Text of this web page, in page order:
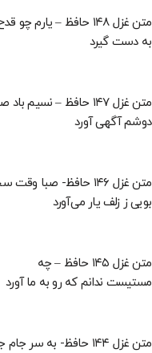
متن غزل ۱۴۸ حافظ – یارم چو
به دست گیرد
متن غزل ۱۴۷ حافظ – نسیم باد
دوشم آگهی آورد
متن غزل ۱۴۶ حافظ- صبا وقت
بویی ز زلف یار می‌آورد
متن غزل ۱۴۵ حافظ – چه
مستیست ندانم که رو به ما آورد
متن غزل ۱۴۴ حافظ- به سر